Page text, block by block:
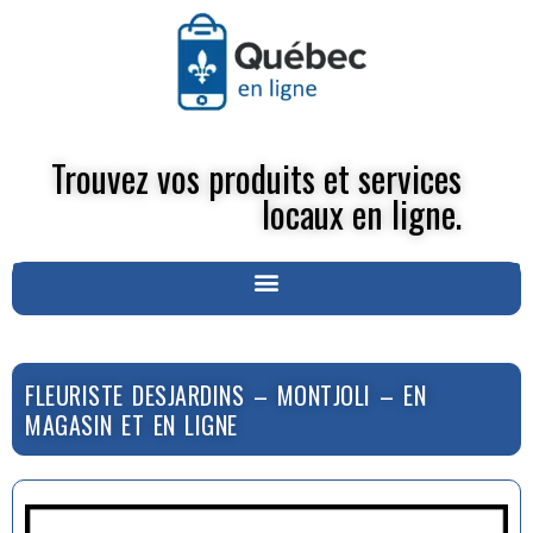
Trouvez vos produits et services
locaux en ligne.
FLEURISTE DESJARDINS – MONTJOLI – EN
MAGASIN ET EN LIGNE